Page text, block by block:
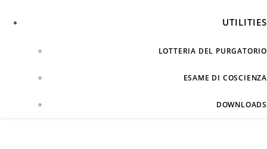
UTILITIES
LOTTERIA DEL PURGATORIO
ESAME DI COSCIENZA
DOWNLOADS